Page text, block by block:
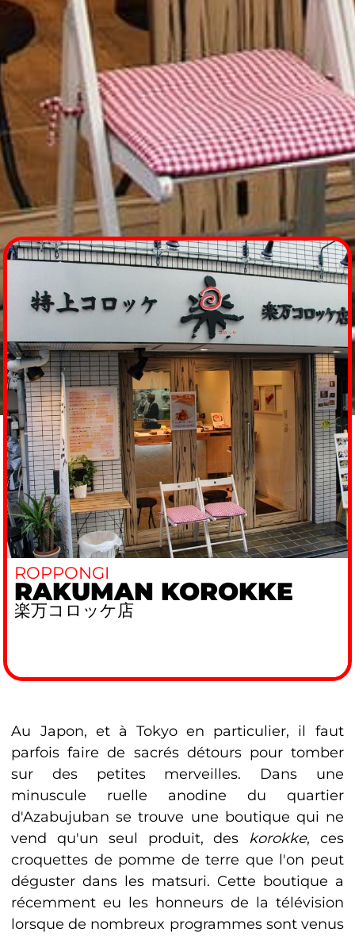
ROPPONGI
RAKUMAN KOROKKE
楽万コロッケ店
Au Japon, et à Tokyo en particulier, il faut
parfois faire de sacrés détours pour tomber
sur des petites merveilles. Dans une
minuscule ruelle anodine du quartier
d'Azabujuban se trouve une boutique qui ne
vend qu'un seul produit, des korokke, ces
croquettes de pomme de terre que l'on peut
déguster dans les matsuri. Cette boutique a
récemment eu les honneurs de la télévision
lorsque de nombreux programmes sont venus